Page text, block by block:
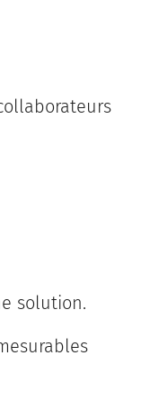
solution.